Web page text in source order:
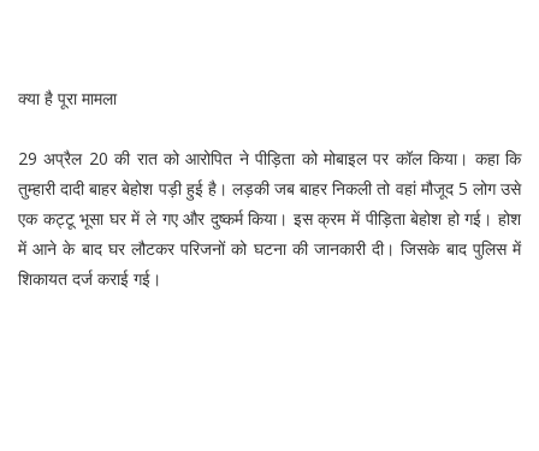
क्या है पूरा मामला
29 अप्रैल 20 की रात को आरोपित ने पीड़िता को मोबाइल पर कॉल किया। कहा कि
तुम्हारी दादी बाहर बेहोश पड़ी हुई है। लड़की जब बाहर निकली तो वहां मौजूद 5 लोग उसे
एक कट्टू भूसा घर में ले गए और दुष्कर्म किया। इस क्रम में पीड़िता बेहोश हो गई। होश
में आने के बाद घर लौटकर परिजनों को घटना की जानकारी दी। जिसके बाद पुलिस में
शिकायत दर्ज कराई गई।